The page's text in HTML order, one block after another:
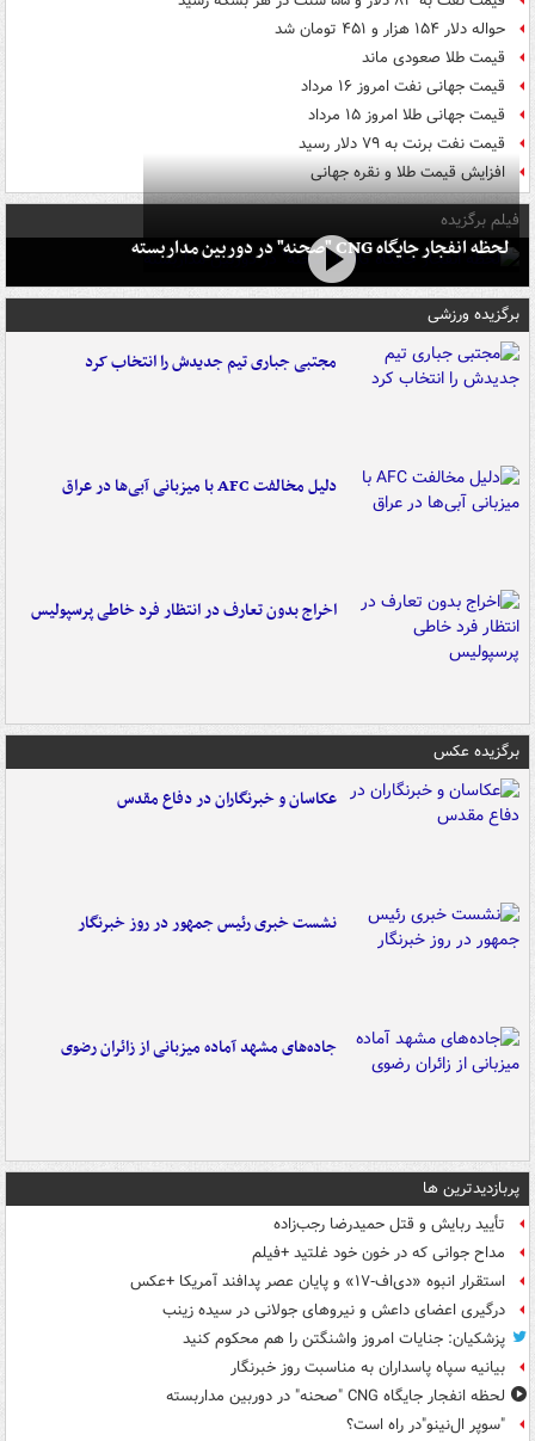
حواله دلار ۱۵۴ هزار و ۴۵۱ تومان شد
قیمت طلا صعودی ماند
قیمت جهانی نفت امروز ۱۶ مرداد
قیمت جهانی طلا امروز ۱۵ مرداد
قیمت نفت برنت به ۷۹ دلار رسید
افزایش قیمت طلا و نقره جهانی
فیلم برگزیده
لحظه انفجار جایگاه CNG "صحنه" در دوربین مداربسته
برگزیده ورزشی
مجتبی جباری تیم جدیدش را انتخاب کرد
دلیل مخالفت AFC با میزبانی آبی‌ها در عراق
اخراج بدون تعارف در انتظار فرد خاطی پرسپولیس
برگزیده عکس
عکاسان و خبرنگاران در دفاع مقدس
نشست خبری رئیس جمهور در روز خبرنگار
جاده‌های مشهد آماده میزبانی از زائران رضوی
پربازدیدترین ها
تأیید ربایش و قتل حمیدرضا رجب‌زاده
مداح جوانی که در خون خود غلتید +فیلم
استقرار انبوه «دی‌اف‑۱۷» و پایان عصر پدافند آمریکا +عکس
درگیری اعضای داعش و نیروهای جولانی در سیده زینب
پزشکیان: جنایات امروز واشنگتن را هم محکوم کنید
بیانیه سپاه پاسداران به مناسبت روز خبرنگار
لحظه انفجار جایگاه CNG "صحنه" در دوربین مداربسته
"سوپر ال‌نینو"در راه است؟